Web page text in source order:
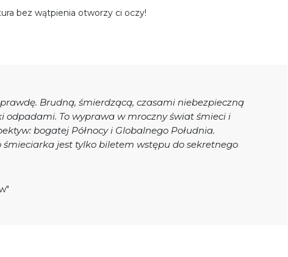
bez wątpienia otworzy ci oczy!
Brudną, śmierdzącą, czasami niebezpieczną
odpadami. To wyprawa w mroczny świat śmieci i
bogatej Północy i Globalnego Południa.
śmieciarka jest tylko biletem wstępu do sekretnego